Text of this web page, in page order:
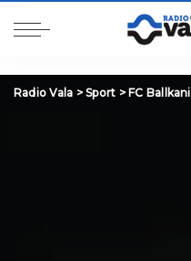
Radio Vala >Sport > FC Ballkani